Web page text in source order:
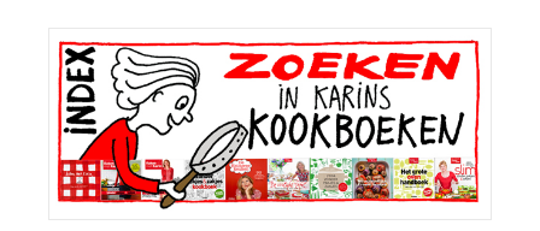
Primaire
Sidebar